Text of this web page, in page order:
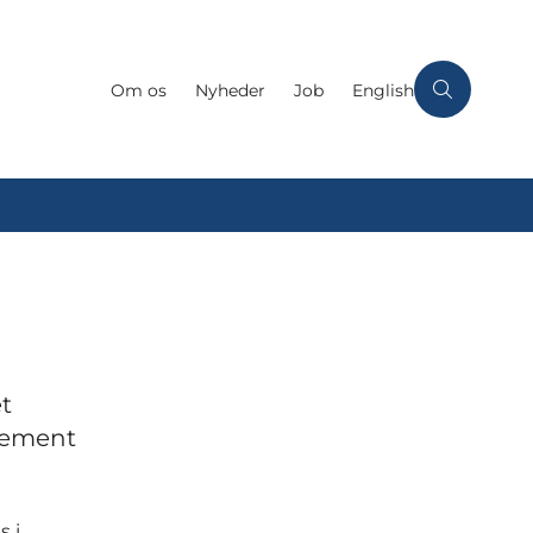
Om os Nyheder Job English